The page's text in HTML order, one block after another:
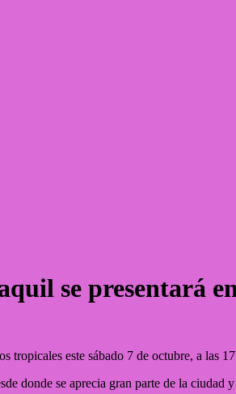
se presentará
este sábado 7 de octubre, a las
donde se aprecia gran parte de la ciudad